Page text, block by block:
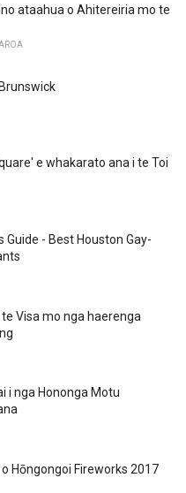
ataahua o Ahitereiria mo te
e whakarato ana i te Toi
Guide - Best Houston Gay-
Visa mo nga haerenga
i nga Hononga Motu
Hōngongoi Fireworks 2017